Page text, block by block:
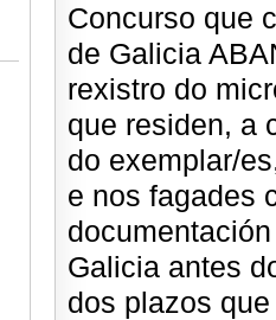
Concurso que
de Galicia
rexistro do
que residen, a
do exemplar/
e nos fagades
Galicia antes
dos plazos